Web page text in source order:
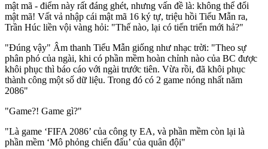
mật mã - điểm này rất đáng ghét, nhưng vấn đề là: không thể đổi
mật mã! Vất vả nhập cái mật mã 16 ký tự, triệu hồi Tiểu Mẫn ra,
Trần Húc liền vội vàng hỏi: "Thế nào, lại có tiến triển mới hả?"
"Đúng vậy" Âm thanh Tiểu Mẫn giống như nhạc trời: "Theo sự
phân phó của ngài, khi có phần mềm hoàn chỉnh nào của BC được
khôi phục thì báo cáo với ngài trước tiên. Vừa rồi, đã khôi phục
thành công một số dữ liệu. Trong đó có 2 game nóng nhất năm
2086"
"Game?! Game gì?"
"Là game ‘FIFA 2086’ của công ty EA, và phần mềm còn lại là
phần mềm ‘Mô phỏng chiến đấu’ của quân đội"